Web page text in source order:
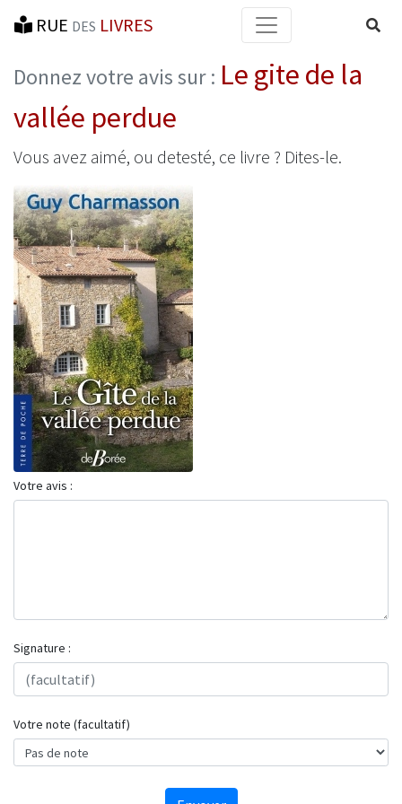
RUE DES LIVRES
Donnez votre avis sur : Le gite de la
vallée perdue
Vous avez aimé, ou detesté, ce livre ? Dites-le.
Votre avis :
Signature :
Votre note (facultatif)